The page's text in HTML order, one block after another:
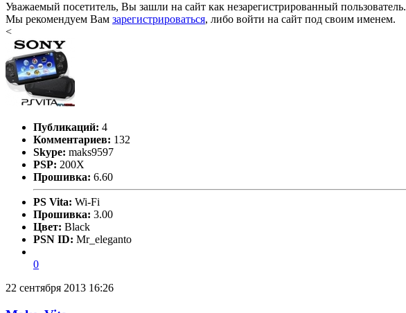
Уважаемый посетитель, Вы зашли на сайт как незарегистрированный пользователь.
Мы рекомендуем Вам зарегистрироваться, либо войти на сайт под своим именем.
<
Публикаций: 4
Комментариев: 132
Skype: maks9597
PSP: 200X
Прошивка: 6.60
PS Vita: Wi-Fi
Прошивка: 3.00
Цвет: Black
PSN ID: Mr_eleganto
0
22 сентября 2013 16:26